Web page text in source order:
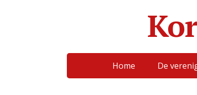
Home De